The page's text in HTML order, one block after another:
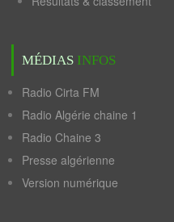
MÉDIAS INFOS
Radio Cirta FM
Radio Algérie chaine 1
Radio Chaine 3
Presse algérienne
Version numérique